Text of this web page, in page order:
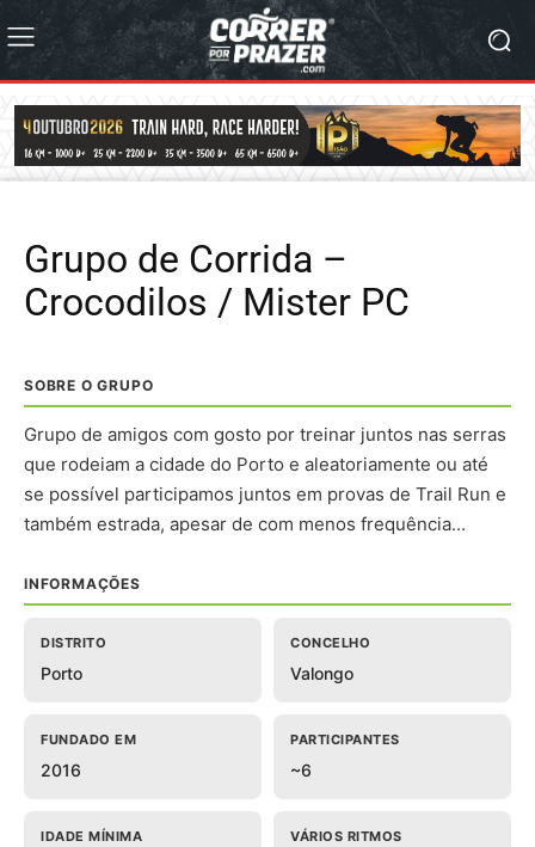
Grupo de Corrida –
Crocodilos / Mister PC
SOBRE O GRUPO
Grupo de amigos com gosto por treinar juntos nas serras
que rodeiam a cidade do Porto e aleatoriamente ou até
se possível participamos juntos em provas de Trail Run e
também estrada, apesar de com menos frequência...
INFORMAÇÕES
DISTRITO
Porto
CONCELHO
Valongo
FUNDADO EM
2016
PARTICIPANTES
~6
IDADE MÍNIMA VÁRIOS RITMOS